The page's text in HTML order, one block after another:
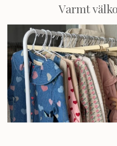
Varmt